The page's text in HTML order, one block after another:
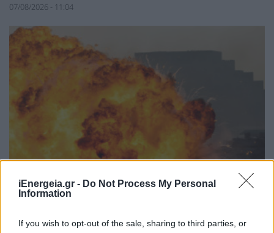
iEnergeia.gr - Do Not Process My Personal
Information
If you wish to opt-out of the sale, sharing to third parties, or
07/08/2026 - 11:04
Η Ουκρανία έπληξε ρωσικό τερματικό